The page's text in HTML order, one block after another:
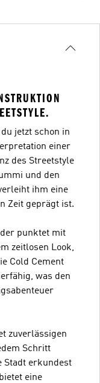
jetzt schon in
einer
des Streetstyle
und den
ihm eine
Zeit geprägt ist.
punktet mit
zeitlosen Look,
Cold Cement
was den
zuverlässigen
Schritt
Stadt erkundest
eine